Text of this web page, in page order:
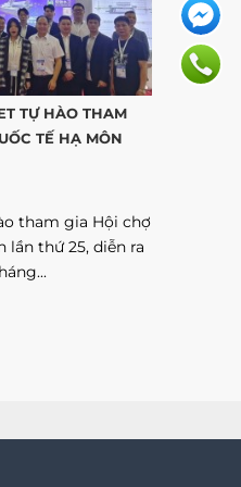
TỰ HÀO THAM
TẾ HẠ MÔN
tham gia Hội chợ
lần thứ 25, diễn ra